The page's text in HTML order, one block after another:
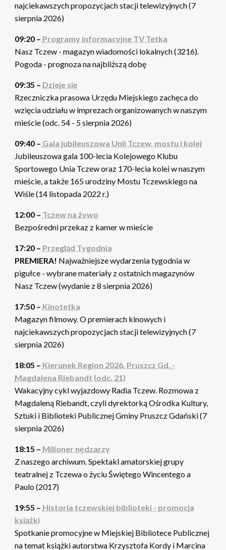
najciekawszych propozycjach stacji telewizyjnych (7
sierpnia 2026)
09:20 – Programy informacyjne TV Tetka
Nasz Tczew - magazyn wiadomości lokalnych (3216).
Pogoda - prognoza na najbliższą dobę
09:35 – Dzieje się
Rzeczniczka prasowa Urzędu Miejskiego zachęca do
wzięcia udziału w imprezach organizowanych w naszym
mieście (odc. 54 - 5 sierpnia 2026)
09:40 – Gala jubileuszowa Unii Tczew, mostu i kolei
Jubileuszowa gala 100-lecia Kolejowego Klubu
Sportowego Unia Tczew oraz 170-lecia kolei w naszym
mieście, a także 165 urodziny Mostu Tczewskiego na
Wiśle (14 listopada 2022 r.)
12:00 – Tczew na żywo
Bezpośredni przekaz z kamer w mieście
17:20 – Przegląd Tygodnia
PREMIERA! Najważniejsze wydarzenia tygodnia w
pigułce - wybrane materiały z ostatnich magazynów
Nasz Tczew (wydanie z 8 sierpnia 2026)
17:50 – Kinotetka
Magazyn filmowy. O premierach kinowych i
najciekawszych propozycjach stacji telewizyjnych (7
sierpnia 2026)
18:05 – Kierunek Region 2026. Pruszcz Gd. -
Magdalena Riebandt (odc. 21)
Wakacyjny cykl wyjazdowy Radia Tczew. Rozmowa z
Magdaleną Riebandt, czyli dyrektorką Ośrodka Kultury,
Sztuki i Biblioteki Publicznej Gminy Pruszcz Gdański (7
sierpnia 2026)
18:15 – Milioner nędzarzy
Z naszego archiwum. Spektakl amatorskiej grupy
teatralnej z Tczewa o życiu Świętego Wincentego a
Paulo (2017)
19:55 – Historia tczewskiej biblioteki - promocja
książki
Spotkanie promocyjne w Miejskiej Bibliotece Publicznej
na temat książki autorstwa Krzysztofa Kordy i Marcina